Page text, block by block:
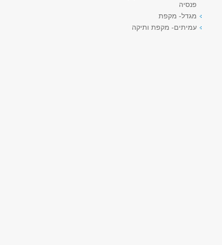
פנסיה
מגדל- מקפת
עמיתים- מקפת ותיקה